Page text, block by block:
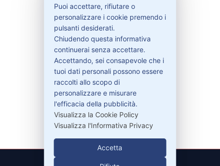
Contattaci
Garanzie
Contatti
329-30.78.513
info@pitdriver.com
Puoi accettare, rifiutare o
personalizzare i cookie premendo i
pulsanti desiderati.
Chiudendo questa informativa
continuerai senza accettare.
Accettando, sei consapevole che i
tuoi dati personali possono essere
raccolti allo scopo di
personalizzare e misurare
l'efficacia della pubblicità.
Visualizza la Cookie Policy
Visualizza l'Informativa Privacy
Accetta